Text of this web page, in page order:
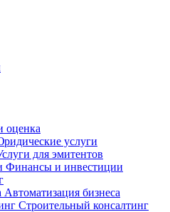
оценка
услуги
для эмитентов
Финансы и инвестиции
Автоматизация бизнеса
Строительный консалтинг